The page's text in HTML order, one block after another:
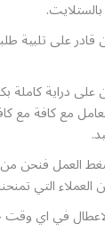
قادر على تلبية
على دراية كاملة
مع كافة مع
العمل فنحن من
العملاء التي
في اي وقت